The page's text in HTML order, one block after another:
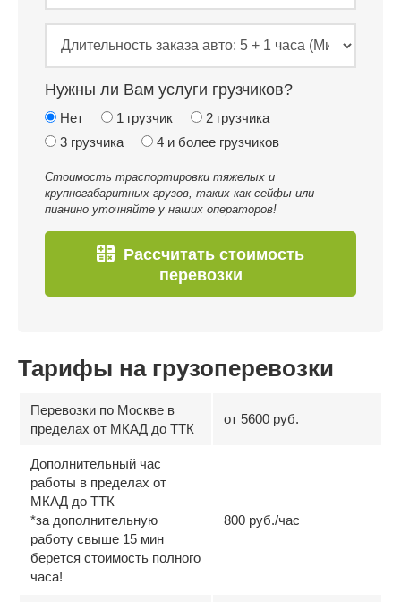
Нужны ли Вам услуги грузчиков?
Нет 1 грузчик
2 грузчика
3 грузчика
4 и более грузчиков
Стоимость траспортировки тяжелых и
крупногабаритных грузов, таких как сейфы или
пианино уточняйте у наших операторов!
Рассчитать стоимость
перевозки
Тарифы на грузоперевозки
Перевозки по Москве в
пределах от МКАД до ТТК
от 5600 руб.
Дополнительный час
работы в пределах от
МКАД до ТТК
*за дополнительную
работу свыше 15 мин
берется стоимость полного
часа!
800 руб./час